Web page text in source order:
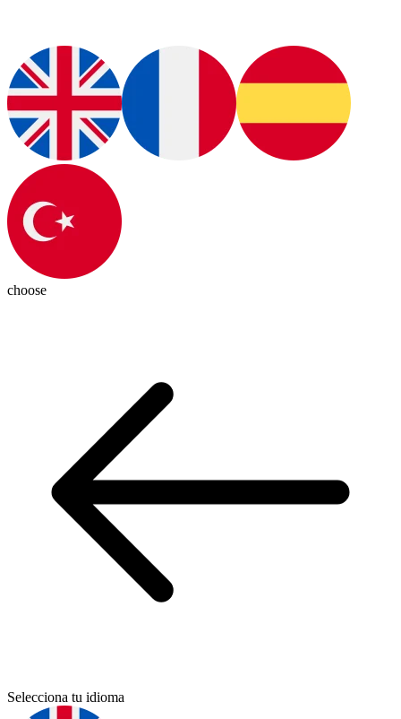
choose
Selecciona tu idioma